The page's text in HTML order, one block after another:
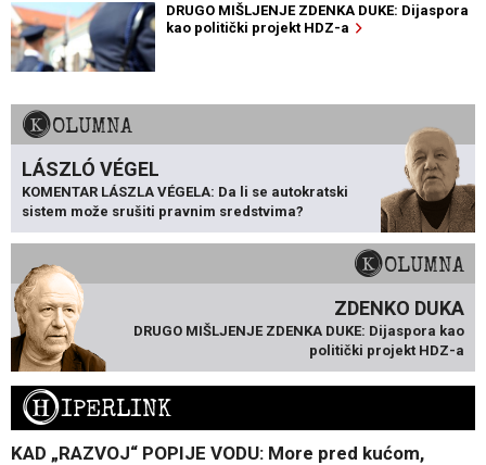
DRUGO MIŠLJENJE ZDENKA DUKE: Dijaspora
kao politički projekt HDZ-a
KOLUMNA
LÁSZLÓ VÉGEL
KOMENTAR LÁSZLA VÉGELA: Da li se autokratski
sistem može srušiti pravnim sredstvima?
KOLUMNA
ZDENKO DUKA
DRUGO MIŠLJENJE ZDENKA DUKE: Dijaspora kao
politički projekt HDZ-a
HIPERLINK
KAD „RAZVOJ“ POPIJE VODU: More pred kućom,